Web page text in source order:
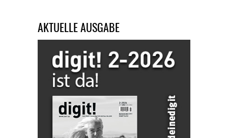
AKTUELLE AUSGABE